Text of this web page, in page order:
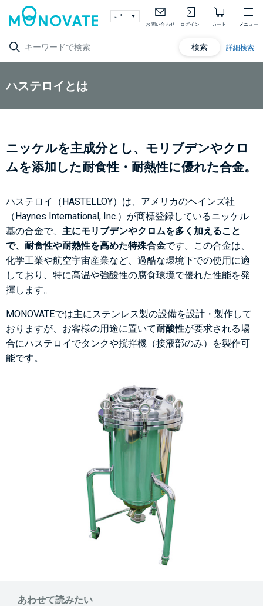
お問い合わせ ログイン カート メニュー
検索 詳細検索
ハステロイとは
ニッケルを主成分とし、モリブデンやクロ
ムを添加した耐食性・耐熱性に優れた合金。
ハステロイ（HASTELLOY）は、アメリカのヘインズ社
（Haynes International, Inc.）が商標登録しているニッケル
基の合金で、 主にモリブデンやクロムを多く加えること
で、耐食性や耐熱性を高めた特殊合金です。この合金は、
化学工業や航空宇宙産業など、過酷な環境下での使用に適
しており、特に高温や強酸性の腐食環境で優れた性能を発
揮します。
MONOVATEでは主にステンレス製の設備を設計・製作して
おりますが、お客様の用途に置いて耐酸性が要求される場
合にハステロイでタンクや撹拌機（接液部のみ）を製作可
能です。
あわせて読みたい